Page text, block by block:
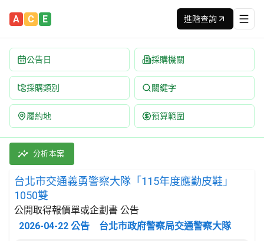
A C E 進階查詢
公告日 採購機關
採購類別 關鍵字
履約地 預算範圍
台北市交通義勇警察大隊「115年度應勤皮鞋」1050雙 招標
採購類別：財物類 皮革與皮革品,鞋靴 | 招標方式：公開取
分析本案
台北市交通義勇警察大隊「115年度應勤皮鞋」
1050雙
公開取得報價單或企劃書 公告
2026-04-22 公告 台北市政府警察局交通警察大隊